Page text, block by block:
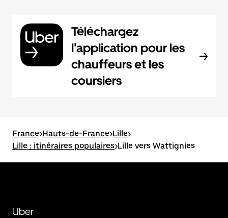
Téléchargez
l'application pour les
chauffeurs et les
coursiers
France>Hauts-de-France>Lille>
Lille : itinéraires populaires>Lille vers Wattignies
Uber